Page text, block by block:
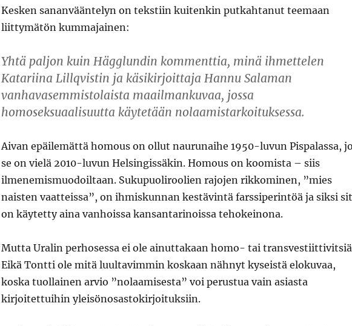
Kesken sananvääntelyn on tekstiin kuitenkin putkahtanut teemaan
liittymätön kummajainen:
Yhtä paljon kuin Hägglundin kommenttia, minä ihmettelen
Katariina Lillqvistin ja käsikirjoittaja Hannu Salaman
vanhavasemmistolaista maailmankuvaa, jossa
homoseksuaalisuutta käytetään nolaamistarkoituksessa.
Aivan epäilemättä homous on ollut naurunaihe 1950-luvun Pispalassa,
se on vielä 2010-luvun Helsingissäkin. Homous on koomista – siis
ilmenemismuodoiltaan. Sukupuoliroolien rajojen rikkominen, ”mies
naisten vaatteissa”, on ihmiskunnan kestävintä farssiperintöä ja siksi
on käytetty aina vanhoissa kansantarinoissa tehokeinona.
Mutta Uralin perhosessa ei ole ainuttakaan homo- tai
Eikä Tontti ole mitä luultavimmin koskaan nähnyt kyseistä elokuvaa,
koska tuollainen arvio ”nolaamisesta” voi perustua vain asiasta
kirjoitettuihin yleisönosastokirjoituksiin.